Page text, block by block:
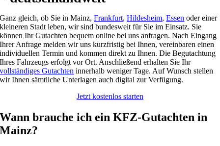
Ganz gleich, ob Sie in Mainz,Frankfurt,Hildesheim,Essen oder einer
kleineren Stadt leben, wir sind bundesweit für Sie im Einsatz. Sie
können Ihr Gutachten bequem online bei uns anfragen. Nach Eingang
Ihrer Anfrage melden wir uns kurzfristig bei Ihnen, vereinbaren einen
individuellen Termin und kommen direkt zu Ihnen. Die Begutachtung
Ihres Fahrzeugs erfolgt vor Ort. Anschließend erhalten Sie Ihr
vollständiges Gutachten innerhalb weniger Tage. Auf Wunsch stellen
wir Ihnen sämtliche Unterlagen auch digital zur Verfügung.
Jetzt kostenlos starten
Wann brauche ich ein KFZ-Gutachten in
Mainz?